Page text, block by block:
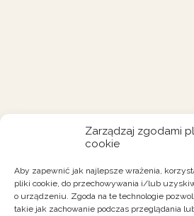
Zarządzaj zgodami
cookie
Aby zapewnić jak najlepsze wrażenia,
pliki cookie, do przechowywania i/lub
o urządzeniu. Zgoda na te technologie
takie jak zachowanie podczas przeglądania